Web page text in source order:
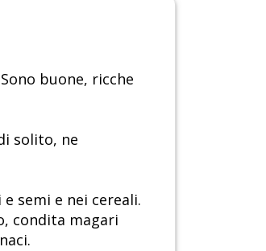
buone, ricche
solito, ne
semi e nei cereali.
condita magari